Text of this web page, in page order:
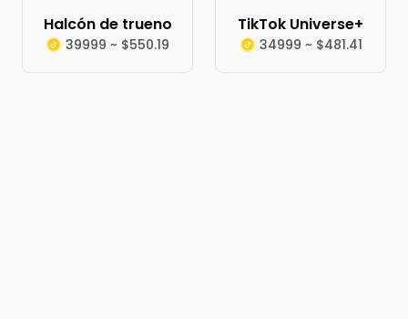
Halcón de trueno
39999 ~ $550.19
TikTok Universe+
34999 ~ $481.41